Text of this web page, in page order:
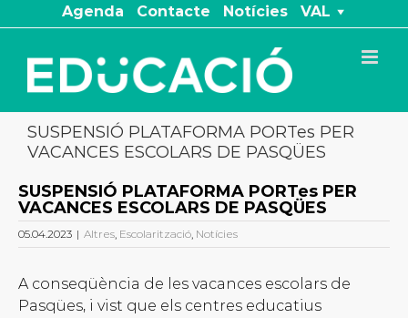
to
content
Agenda Contacte Notícies VAL
SUSPENSIÓ PLATAFORMA PORTes PER
VACANCES ESCOLARS DE PASQÜES
SUSPENSIÓ PLATAFORMA PORTes PER
VACANCES ESCOLARS DE PASQÜES
05.04.2023 | Altres, Escolarització, Notícies
A conseqüència de les vacances escolars de
Pasqües, i vist que els centres educatius